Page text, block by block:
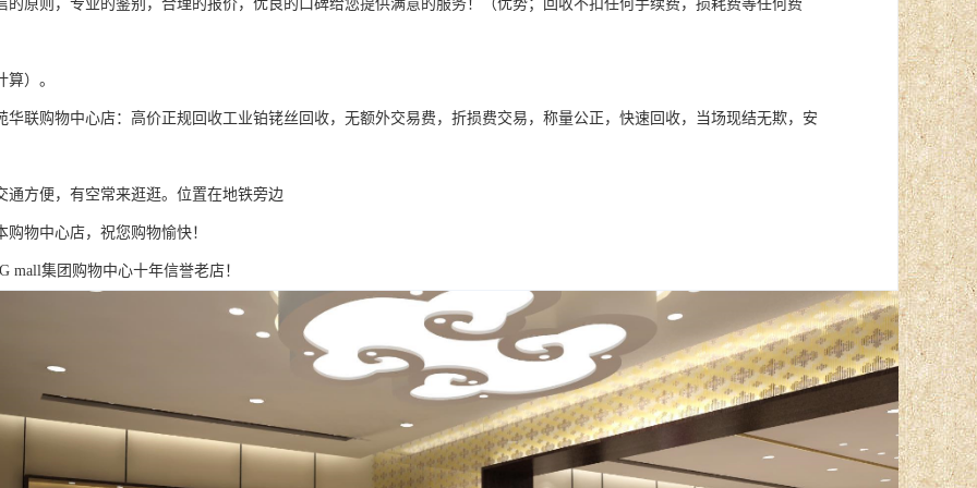
的原则，专业的鉴别，合理的报价，优良的口碑给您提供满意的服务！（优势；回收不扣任何手续费，损耗费等任何费
算）。
华联购物中心店：高价正规回收工业铂铑丝回收，无额外交易费，折损费交易，称量公正，快速回收，当场现结无欺，安
通方便，有空常来逛逛。位置在地铁旁边
购物中心店，祝您购物愉快！
mall集团购物中心十年信誉老店！